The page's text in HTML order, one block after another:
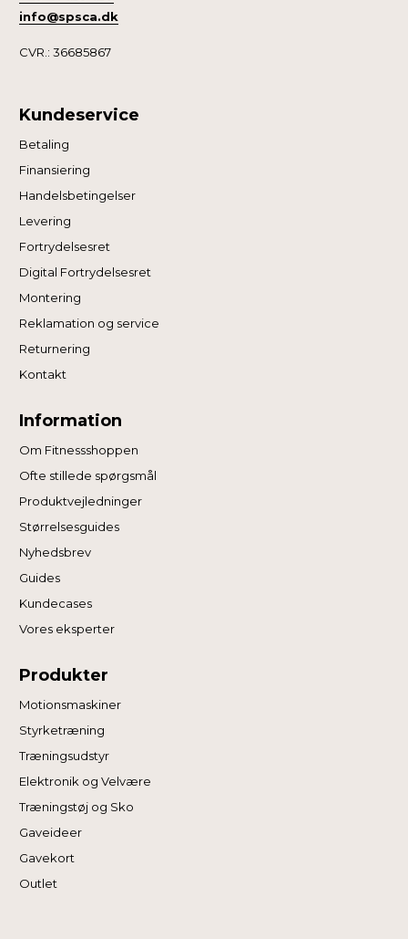
info@spsca.dk
CVR.: 36685867
Kundeservice
Betaling
Finansiering
Handelsbetingelser
Levering
Fortrydelsesret
Digital Fortrydelsesret
Montering
Reklamation og service
Returnering
Kontakt
Information
Om Fitnessshoppen
Ofte stillede spørgsmål
Produktvejledninger
Størrelsesguides
Nyhedsbrev
Guides
Kundecases
Vores eksperter
Produkter
Motionsmaskiner
Styrketræning
Træningsudstyr
Elektronik og Velvære
Træningstøj og Sko
Gaveideer
Gavekort
Outlet